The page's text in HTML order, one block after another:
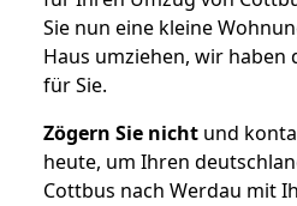
Sie nun eine kleine
Haus umziehen, wir haben
für Sie.
Zögern Sie nicht und
heute, um Ihren
Cottbus nach Werdau mit